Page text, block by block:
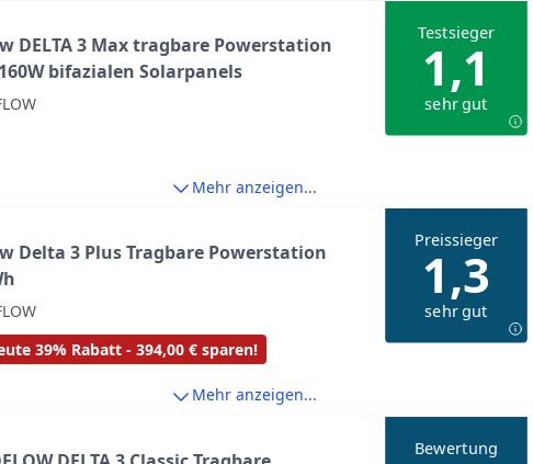
DELTA 3 Max tragbare Powerstation
bifazialen Solarpanels
Testsieger
1,1
sehr gut
Mehr anzeigen...
Delta 3 Plus Tragbare Powerstation
39% Rabatt - 394,00 € sparen!
Preissieger
1,3
sehr gut
Mehr anzeigen...
Bewertung